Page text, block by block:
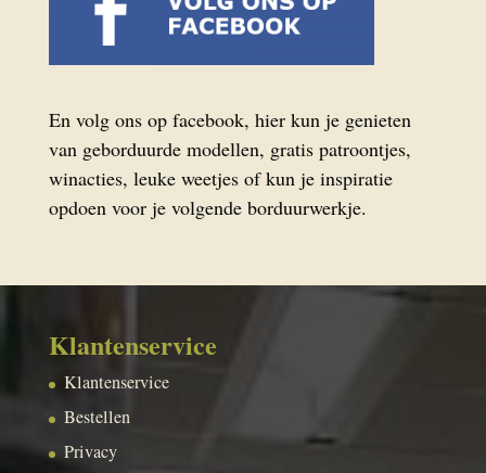
En volg ons op facebook, hier kun je genieten
van geborduurde modellen, gratis patroontjes,
winacties, leuke weetjes of kun je inspiratie
opdoen voor je volgende borduurwerkje.
Klantenservice
Klantenservice
Bestellen
Privacy